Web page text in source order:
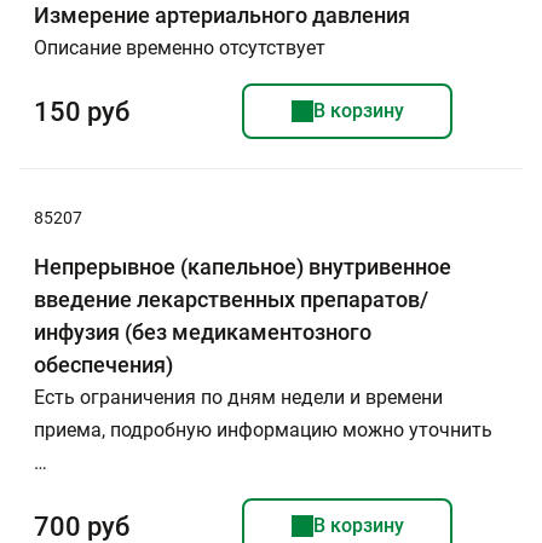
Измерение артериального давления
Описание временно отсутствует
150 руб В корзину
85207
Непрерывное (капельное) внутривенное
введение лекарственных препаратов/
инфузия (без медикаментозного
обеспечения)
Есть ограничения по дням недели и времени
приема, подробную информацию можно уточнить
…
700 руб В корзину